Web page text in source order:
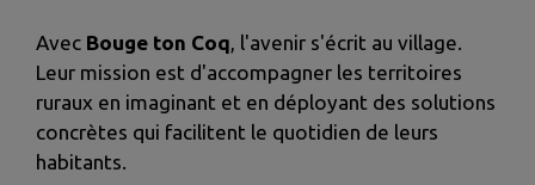
Avec Bouge ton Coq , l'avenir s'écrit au village.
Leur mission est d'accompagner les territoires
ruraux en imaginant et en déployant des solutions
concrètes qui facilitent le quotidien de leurs
habitants.